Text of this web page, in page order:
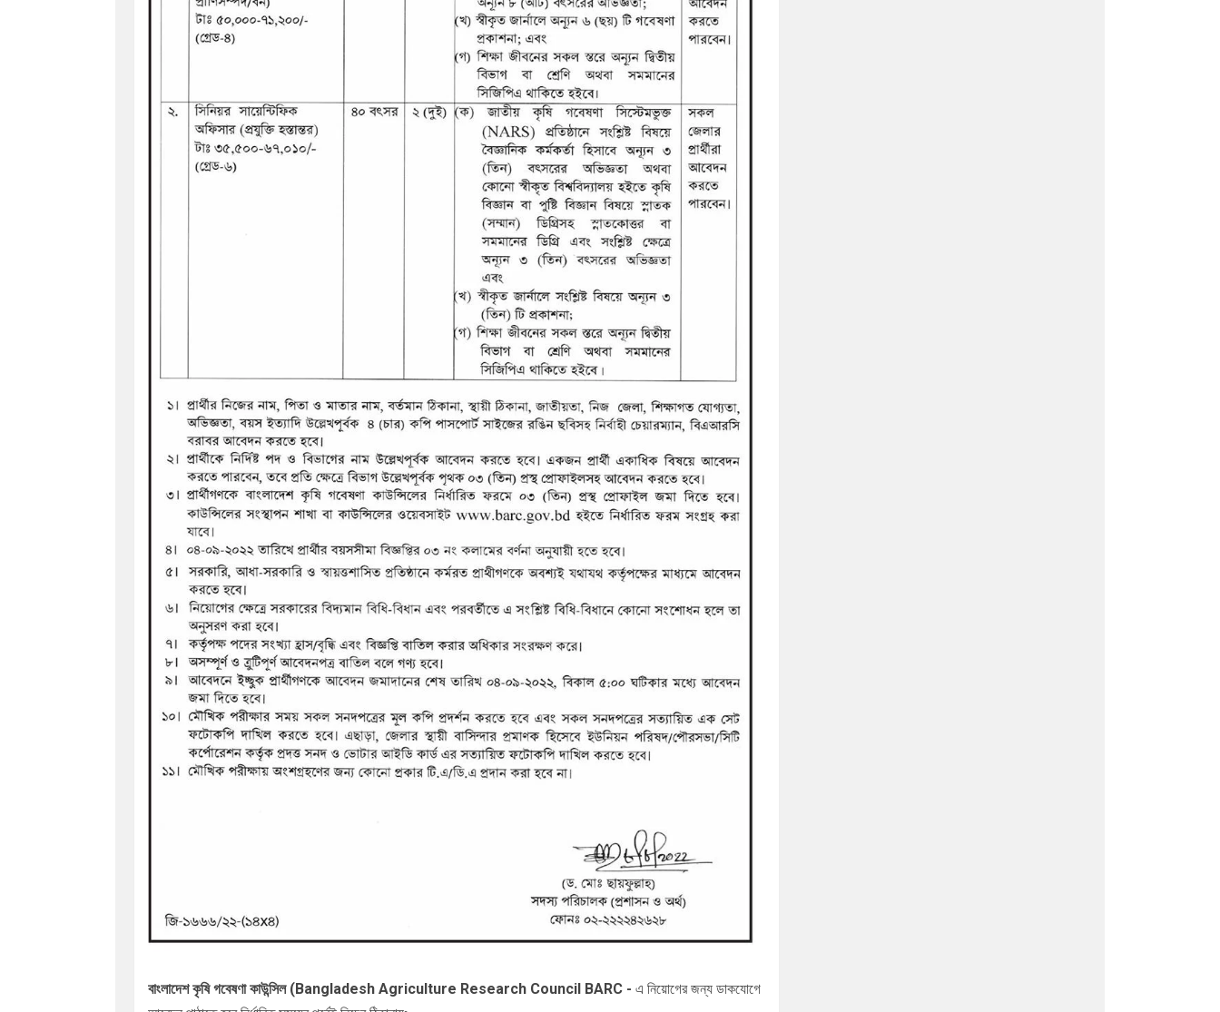
বাংলাদেশ কৃষি গবেষণা কাউন্সিল (Bangladesh Agriculture Research Council BARC - এ নিয়োগের জন্য ডাকযোগে